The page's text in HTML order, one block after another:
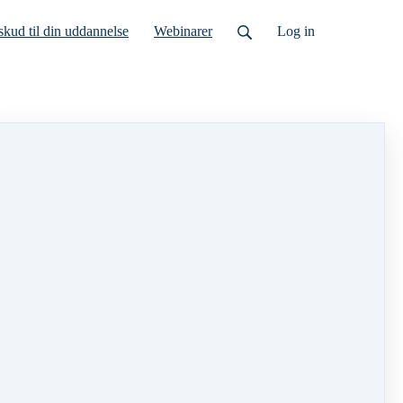
til din uddannelse Webinarer